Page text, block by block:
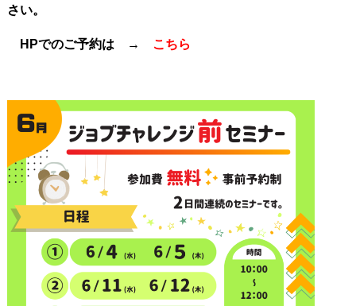
さい。
HPでのご予約は → こちら